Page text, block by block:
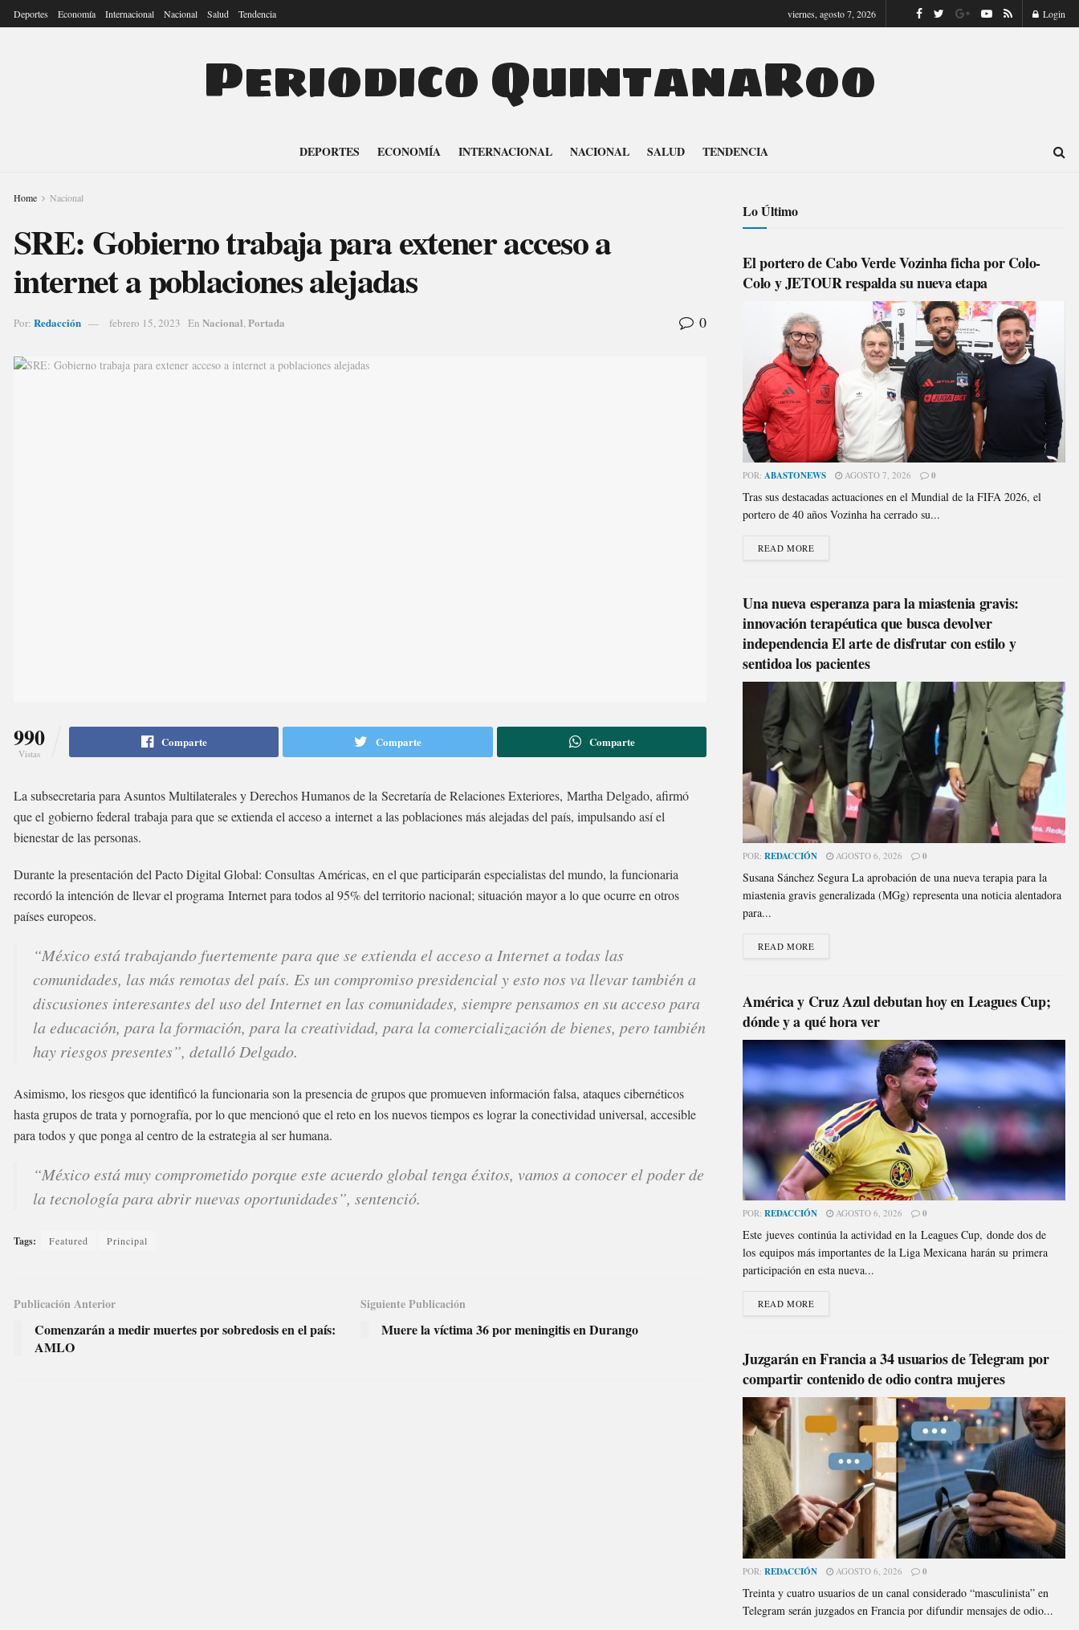
Deportes Economía Internacional Nacional Salud Tendencia viernes, agosto 7, 2026 Login
Periodico QuintanaRoo
DEPORTES ECONOMÍA INTERNACIONAL NACIONAL SALUD TENDENCIA
Home Nacional
SRE: Gobierno trabaja para extener acceso a
internet a poblaciones alejadas
Por: Redacción febrero 15, 2023 En Nacional,Portada 0
990
Vistas
Comparte Comparte Comparte
La subsecretaria para Asuntos Multilaterales y Derechos Humanos de la Secretaría de Relaciones Exteriores, Martha Delgado, afirmó
que el gobierno federal trabaja para que se extienda el acceso a internet a las poblaciones más alejadas del país, impulsando así el
bienestar de las personas.
Durante la presentación del Pacto Digital Global: Consultas Américas, en el que participarán especialistas del mundo, la funcionaria
recordó la intención de llevar el programa Internet para todos al 95% del territorio nacional; situación mayor a lo que ocurre en otros
países europeos.
“México está trabajando fuertemente para que se extienda el acceso a Internet a todas las
comunidades, las más remotas del país. Es un compromiso presidencial y esto nos va llevar también a
discusiones interesantes del uso del Internet en las comunidades, siempre pensamos en su acceso para
la educación, para la formación, para la creatividad, para la comercialización de bienes, pero también
hay riesgos presentes”, detalló Delgado.
Asimismo, los riesgos que identificó la funcionaria son la presencia de grupos que promueven información falsa, ataques cibernéticos
hasta grupos de trata y pornografía, por lo que mencionó que el reto en los nuevos tiempos es lograr la conectividad universal, accesible
para todos y que ponga al centro de la estrategia al ser humana.
“México está muy comprometido porque este acuerdo global tenga éxitos, vamos a conocer el poder de
la tecnología para abrir nuevas oportunidades”, sentenció.
Tags: Featured Principal
Publicación Anterior
Comenzarán a medir muertes por sobredosis en el país:
AMLO
Siguiente Publicación
Muere la víctima 36 por meningitis en Durango
Lo Último
El portero de Cabo Verde Vozinha ficha por Colo-
Colo y JETOUR respalda su nueva etapa
POR: ABASTONEWS AGOSTO 7, 2026 0
Tras sus destacadas actuaciones en el Mundial de la FIFA 2026, el
portero de 40 años Vozinha ha cerrado su...
READ MORE
Una nueva esperanza para la miastenia gravis:
innovación terapéutica que busca devolver
independencia El arte de disfrutar con estilo y
sentidoa los pacientes
POR: REDACCIÓN AGOSTO 6, 2026 0
Susana Sánchez Segura La aprobación de una nueva terapia para la
miastenia gravis generalizada (MGg) representa una noticia alentadora
para...
READ MORE
América y Cruz Azul debutan hoy en Leagues Cup;
dónde y a qué hora ver
POR: REDACCIÓN AGOSTO 6, 2026 0
Este jueves continúa la actividad en la Leagues Cup, donde dos de
los equipos más importantes de la Liga Mexicana harán su primera
participación en esta nueva...
READ MORE
Juzgarán en Francia a 34 usuarios de Telegram por
compartir contenido de odio contra mujeres
POR: REDACCIÓN AGOSTO 6, 2026 0
Treinta y cuatro usuarios de un canal considerado “masculinista” en
Telegram serán juzgados en Francia por difundir mensajes de odio...